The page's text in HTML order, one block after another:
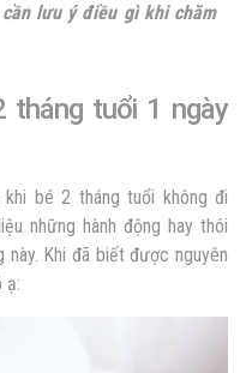
lưu ý điều gì khi chăm
tháng tuổi 1 ngày
bé 2 tháng tuổi không đi
những hành động hay thói
Khi đã biết được nguyên
ạ: